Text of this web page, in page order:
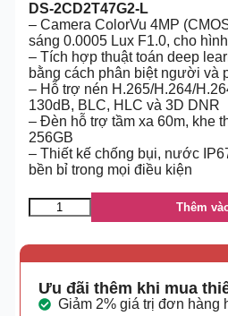
DS-2CD2T47G2-L
– Camera ColorVu 4MP
sáng 0.0005 Lux F1.0, cho
– Tích hợp thuật toán deep
bằng cách phân biệt người và
– Hỗ trợ nén H.265/H.264/
130dB, BLC, HLC và 3D DNR
– Đèn hỗ trợ tầm xa 60m, khe
256GB
– Thiết kế chống bụi, nước
bền bỉ trong mọi điều kiện
Thêm
Ưu đãi thêm khi mua
Giảm 2% giá trị đơn hàng